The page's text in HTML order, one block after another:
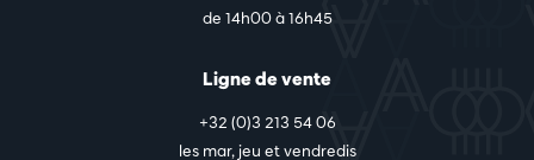
de 14h00 à 16h45
Ligne de vente
+32 (0)3 213 54 06
les mar, jeu et vendredis